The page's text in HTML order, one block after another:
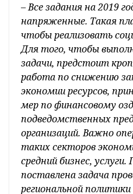
– Все задания на 2019
напряженные. Такая
чтобы реализовать
Для того, чтобы
задачи, предстоит
работа по снижению
экономии ресурсов,
мер по финансовому
подведомственных
организаций. Важно
таких секторов
средний бизнес, услуги.
поставлена задача
региональной